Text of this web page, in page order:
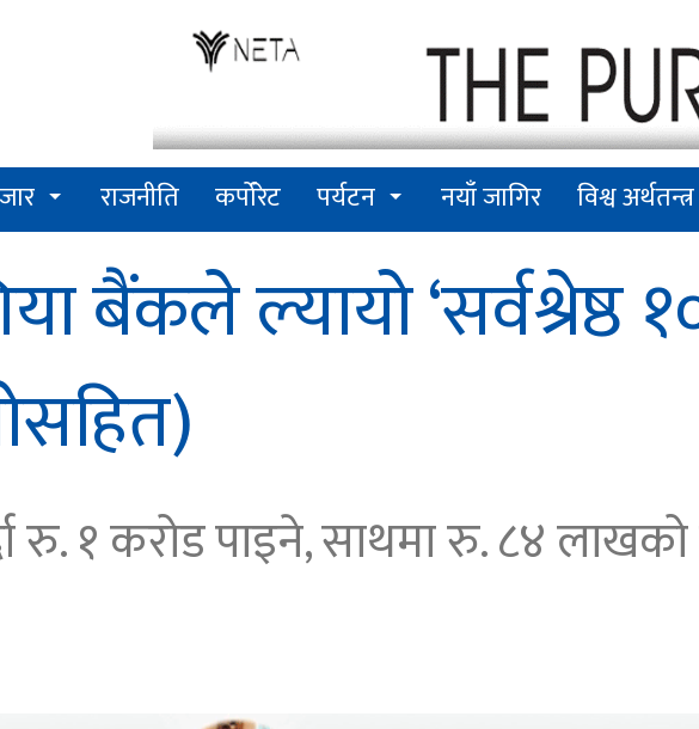
राजनीति कर्पोरेट पर्यटन नयाँ जागिर विश्व अर्थतन्त्र
बैंकले ल्यायो ‘सर्वश्रेष्ठ
रु. १ करोड पाइने, साथमा रु. ८४